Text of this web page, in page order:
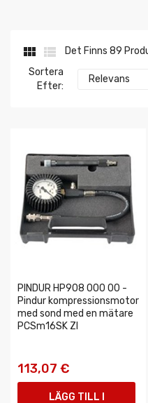
 
Det Finns 89
Sortera
Efter:
Relevans
PINDUR HP908 000 00 -
Pindur kompressionsmotor
med sond med en mätare
PCSm16SK ZI
113,07 €
LÄGG TILL I